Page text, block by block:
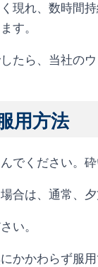
現れ、数時間
す。
たら、当社の
用方法
でください。
合は、通常、
い。
かかわらず服